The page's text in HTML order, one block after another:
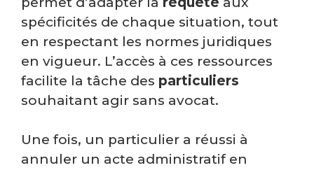
spécificités de chaque situation, tout
en respectant les normes juridiques
en vigueur. L’accès à ces ressources
facilite la tâche des particuliers
souhaitant agir sans avocat.
Une fois, un particulier a réussi à
annuler un acte administratif en